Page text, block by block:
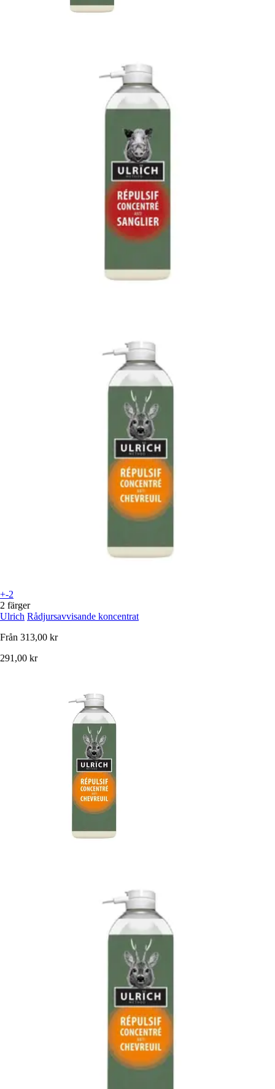
+-2
2 färger
Ulrich Rådjursavvisande koncentrat
Från 313,00 kr
291,00 kr